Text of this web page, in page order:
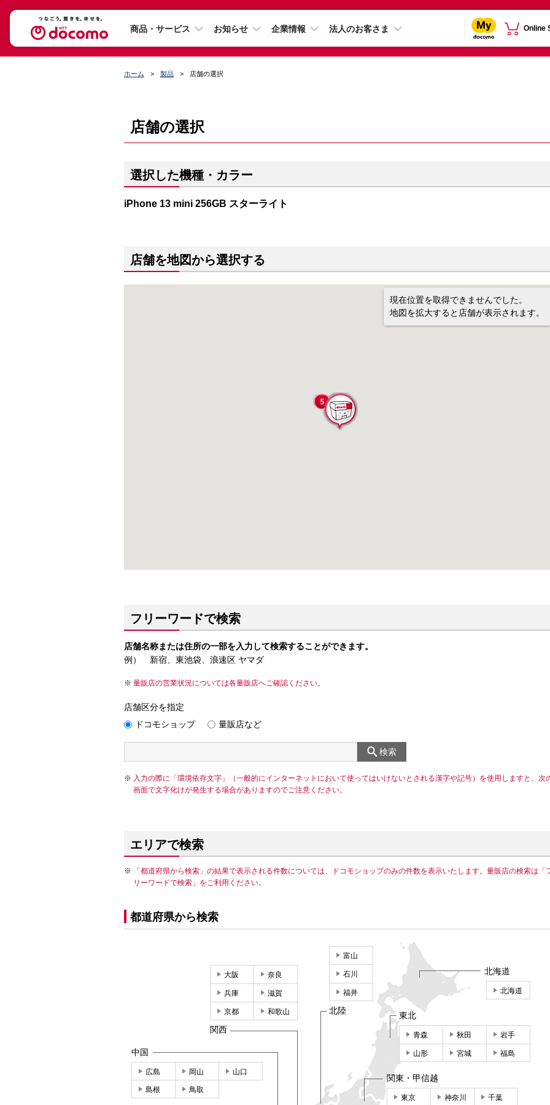
商品・サービス お知らせ 企業情報 法人のお客さま Online
ホーム 製品 店舗の選択
店舗の選択
選択した機種・カラー
iPhone 13 mini 256GB スターライト
店舗を地図から選択する
現在位置を取得できませんでした。
地図を拡大すると店舗が表示されます。
フリーワードで検索
店舗名称または住所の一部を入力して検索することができます。
例） 新宿、東池袋、浪速区 ヤマダ
量販店の営業状況については各量販店へご確認ください。
店舗区分を指定
ドコモショップ
量販店など
検索
入力の際に「環境依存文字」（一般的にインターネットにおいて使ってはいけないとされる漢字や記号）を使用しますと、次
画面で文字化けが発生する場合がありますのでご注意ください。
エリアで検索
「都道府県から検索」の結果で表示される件数については、ドコモショップのみの件数を表示いたします。量販店の検索は「
リーワードで検索」をご利用ください。
都道府県から検索
北海道
北海道
東北
青森 秋田 岩手
山形 宮城 福島
関東・甲信越
東京 神奈川 千葉
富山
石川
福井
北陸
大阪 奈良
兵庫 滋賀
京都 和歌山
関西
中国
広島 岡山 山口
島根 鳥取